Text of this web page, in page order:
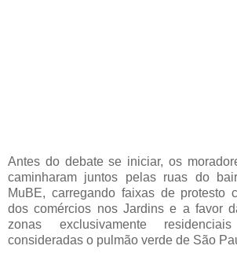
Antes do debate se iniciar, os
caminharam juntos pelas ruas do
MuBE, carregando faixas de protesto
dos comércios nos Jardins e a favor
zonas exclusivamente
consideradas o pulmão verde de São